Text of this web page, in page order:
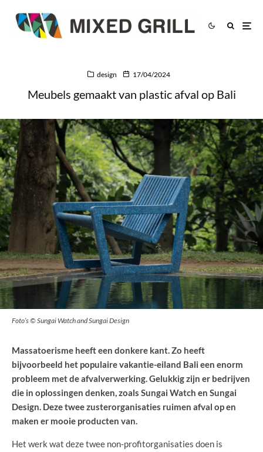
design 17/04/2024
Meubels gemaakt van plastic afval op Bali
Foto’s © Sungai Watch and Sungai Design
Massatoerisme heeft een donkere kant. Zo heeft
bijvoorbeeld het populaire vakantie-eiland Bali een enorm
probleem met de afvalverwerking. Gelukkig zijn er bedrijven
die in oplossingen denken, zoals Sungai Watch en Sungai
Design. Deze twee zusterorganisaties ruimen afval op en
maken er mooie producten van.
Het werk wat deze twee non-profitorganisaties doen is